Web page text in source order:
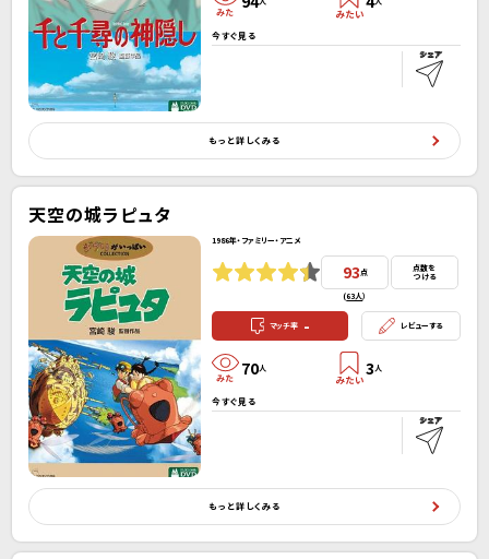
今すぐ見る
もっと詳しくみる
天空の城ラピュタ
1986年・ファミリー・アニメ
93点
(63人）
点数を
つける
マッチ率 - レビューする
70人 3人
今すぐ見る
もっと詳しくみる